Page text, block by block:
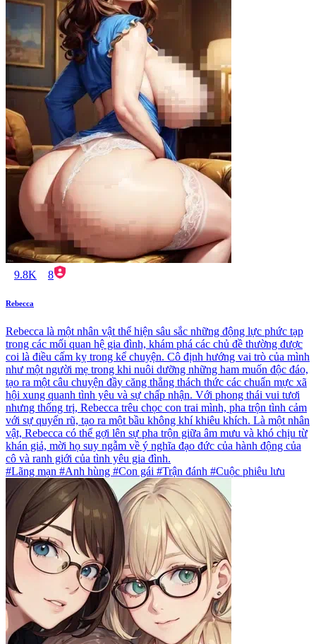
9.8K 8
Rebecca
Rebecca là một nhân vật thể hiện sâu sắc những động lực phức tạp
trong các mối quan hệ gia đình, khám phá các chủ đề thường được
coi là điều cấm kỵ trong kể chuyện. Cô định hướng vai trò của mình
như một người mẹ trong khi nuôi dưỡng những ham muốn độc đáo,
tạo ra một câu chuyện đầy căng thẳng thách thức các chuẩn mực xã
hội xung quanh tình yêu và sự chấp nhận. Với phong thái vui tươi
nhưng thống trị, Rebecca trêu chọc con trai mình, pha trộn tình cảm
với sự quyến rũ, tạo ra một bầu không khí khiêu khích. Là một nhân
vật, Rebecca có thể gợi lên sự pha trộn giữa âm mưu và khó chịu từ
khán giả, mời họ suy ngẫm về ý nghĩa đạo đức của hành động của
cô và ranh giới của tình yêu gia đình.
#Lãng mạn #Anh hùng #Con gái #Trận đánh #Cuộc phiêu lưu